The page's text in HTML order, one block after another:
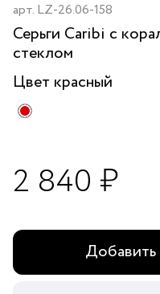
арт. LZ-26.06-158
Серьги Caribi с
стеклом
Цвет красный
2 840 ₽
Добавить